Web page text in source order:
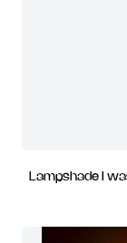
Lampshade I